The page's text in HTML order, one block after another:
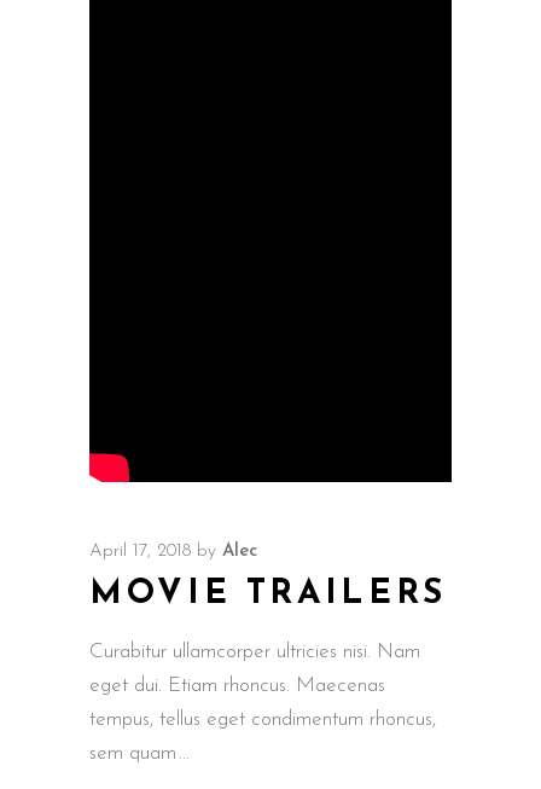
April 17, 2018 by Alec
MOVIE TRAILERS
Curabitur ullamcorper ultricies nisi. Nam
eget dui. Etiam rhoncus. Maecenas
tempus, tellus eget condimentum rhoncus,
sem quam